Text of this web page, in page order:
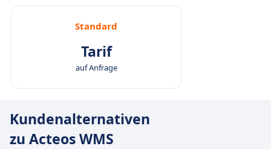
Standard
Tarif
auf Anfrage
Kundenalternativen
zu Acteos WMS